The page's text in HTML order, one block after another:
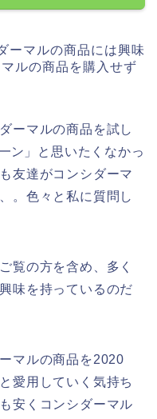
ーマルの商品には興味
ルの商品を購入せず
ーマルの商品を試し
」と思いたくなかっ
友達がコンシダーマ
。色々と私に質問し
覧の方を含め、多く
味を持っているのだ
マルの商品を2020
愛用していく気持ち
安くコンシダーマル